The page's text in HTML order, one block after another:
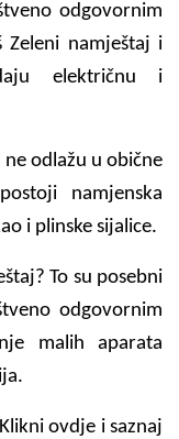
odgovornim
Zeleni namještaj i
električnu i
odlažu u obične
namjenska
i plinske sijalice.
To su posebni
odgovornim
malih aparata
ovdje i saznaj